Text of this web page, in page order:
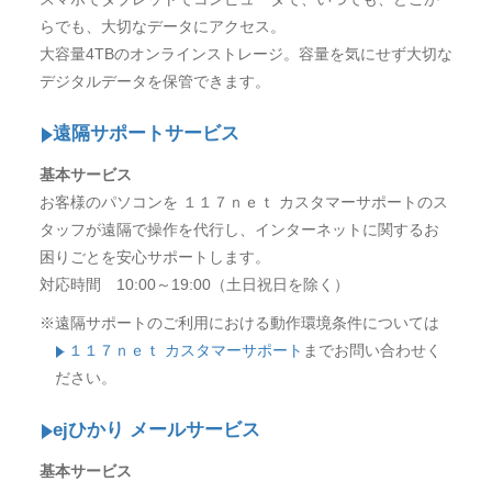
らでも、大切なデータにアクセス。
大容量4TBのオンラインストレージ。容量を気にせず大切な
デジタルデータを保管できます。
遠隔サポートサービス
基本サービス
お客様のパソコンを １１７ｎｅｔ カスタマーサポートのス
タッフが遠隔で操作を代行し、インターネットに関するお
困りごとを安心サポートします。
対応時間 10:00～19:00（土日祝日を除く）
※遠隔サポートのご利用における動作環境条件については
１１７ｎｅｔ カスタマーサポート までお問い合わせく
ださい。
ejひかり メールサービス
基本サービス